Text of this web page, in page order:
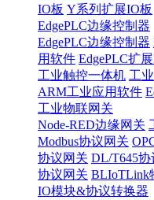
IO板 Y系列扩展IO板
EdgePLC边缘控制器
EdgePLC边缘控制器
用软件 EdgePLC扩
工业触控一体机 工
ARM工业应用软件
工业物联网关
Node-RED边缘网关
Modbus协议网关
协议网关 DL/T645协
协议网关 BLIoTLink
IO模块&协议转换器